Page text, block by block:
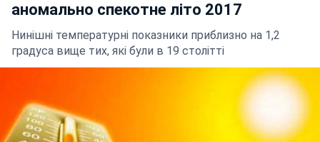
аномально спекотне літо 2017
Нинішні температурні показники приблизно на 1,2
градуса вище тих, які були в 19 столітті